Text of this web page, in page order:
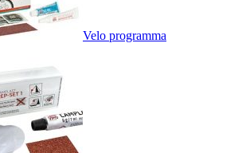
Velo programma